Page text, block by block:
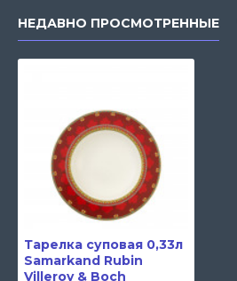
НЕДАВНО ПРОСМОТРЕННЫЕ
Тарелка суповая 0,33л
Samarkand Rubin
Villeroy & Boch